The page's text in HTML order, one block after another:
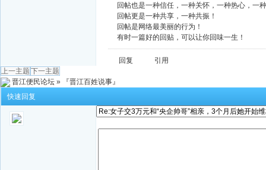
回帖也是一种信任，一种关怀，一种热心，一
回帖更是一种共享，一种共振！
回帖是网络最美丽的行为！
有时一篇好的回贴，可以让你回味一生！
回复
引用
上一主题 下一主题
晋江便民论坛 »
『晋江百姓说事』
快速回复